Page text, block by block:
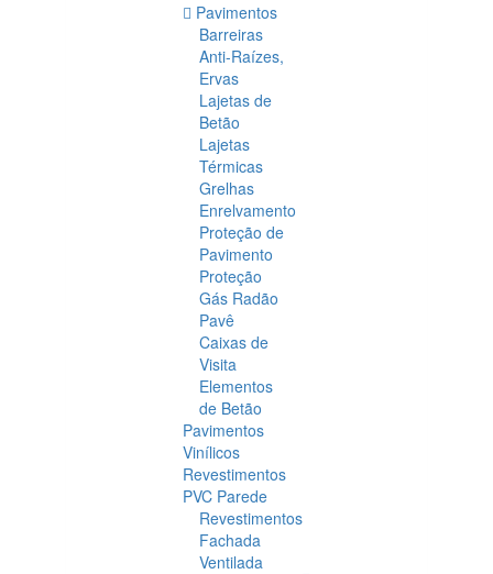
Pavimentos
Barreiras
Anti-Raízes,
Ervas
Lajetas de
Betão
Lajetas
Térmicas
Grelhas
Enrelvamento
Proteção de
Pavimento
Proteção
Gás Radão
Pavê
Caixas de
Visita
Elementos
de Betão
Pavimentos
Vinílicos
Revestimentos
PVC Parede
Revestimentos
Fachada
Ventilada